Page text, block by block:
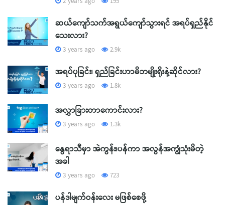
ဆယ်ကျော်သက်အရွယ်ကျော်သွားရင် အရပ်ရှည်နိုင်
သေးလား?
3 years ago 2.9k
အရပ်ပုခြင်း၊ ရှည်ခြင်းဟာမိဘမျိုးရိုးနဲ့ဆိုင်လား?
3 years ago 1.8k
အလွှာခြားတာကောင်းလား?
3 years ago 1.3k
နွေရာသီမှာ အဲကွန်း၊ပန်ကာ အလွန်အကျွံသုံးမိတဲ့
အခါ
3 years ago 723
ပန်ဒါမျက်ဝန်းလေး မဖြစ်စေဖို့